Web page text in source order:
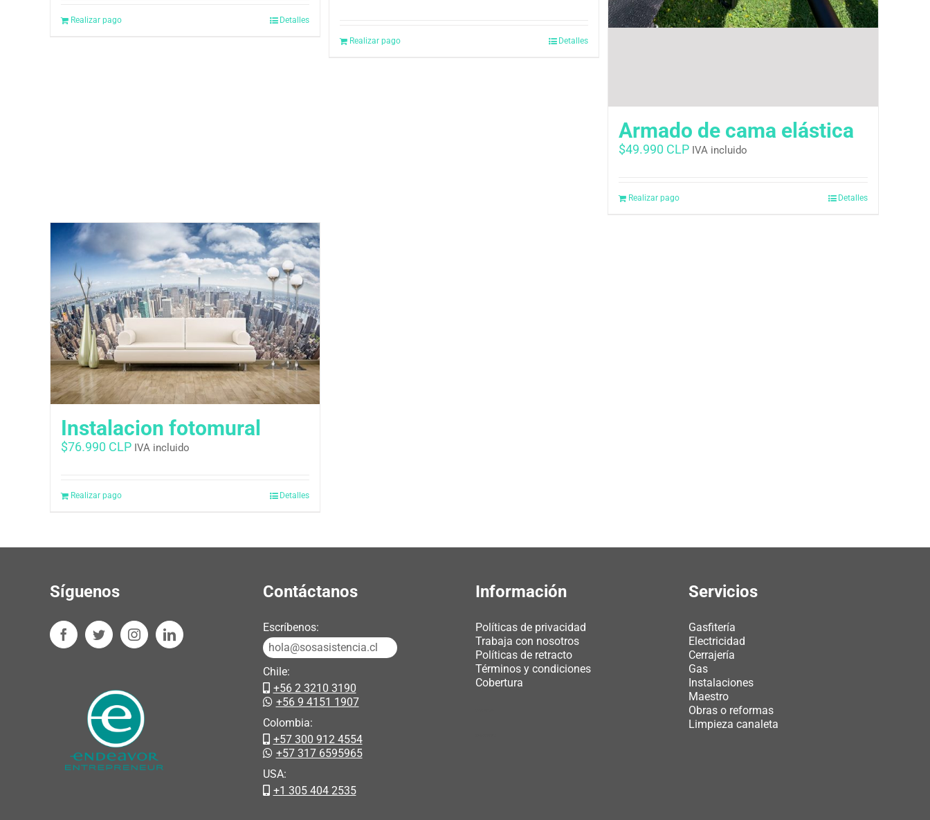
Realizar pago Detalles
Realizar pago Detalles
Armado de cama elástica
$49.990 CLP IVA incluido
Realizar pago Detalles
Instalacion fotomural
$76.990 CLP IVA incluido
Realizar pago Detalles
Síguenos Contáctanos
Escríbenos:
hola@sosasistencia.cl
Chile:
+56 2 3210 3190
+56 9 4151 1907
Colombia:
+57 300 912 4554
+57 317 6595965
USA:
+1 305 404 2535
Información
Políticas de privacidad
Trabaja con nosotros
Políticas de retracto
Términos y condiciones
Cobertura
Servicios
Gasfitería
Electricidad
Cerrajería
Gas
Instalaciones
Maestro
Obras o reformas
Limpieza canaleta